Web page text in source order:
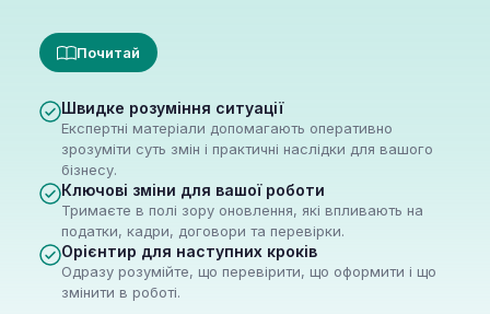
Почитай
Швидке розуміння ситуації
Експертні матеріали допомагають оперативно
зрозуміти суть змін і практичні наслідки для вашого
бізнесу.
Ключові зміни для вашої роботи
Тримаєте в полі зору оновлення, які впливають на
податки, кадри, договори та перевірки.
Орієнтир для наступних кроків
Одразу розумійте, що перевірити, що оформити і що
змінити в роботі.
Повна майнова відповідальність
ФОП ризикує особистим майном — квартирою,
авто, заощадженнями.
Податки та звітність
Від ЄСВ до єдиного податку. Навіть помилка у